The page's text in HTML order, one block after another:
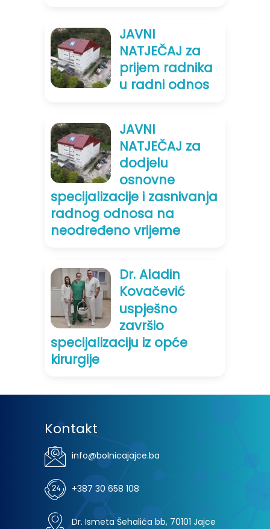
JAVNI
NATJEČAJ za
prijem radnika
u radni odnos
JAVNI
NATJEČAJ za
dodjelu
osnovne
specijalizacije i zasnivanja
radnog odnosa na
neodređeno vrijeme
Dr. Aladin
Kovačević
uspješno
završio
specijalizaciju iz opće
kirurgije
Kontakt
info@bolnicajajce.ba
+387 30 658 108
Dr. Ismeta Šehalića bb, 70101 Jajce